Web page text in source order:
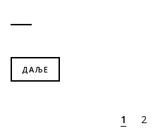
ДАЉЕ
1 2